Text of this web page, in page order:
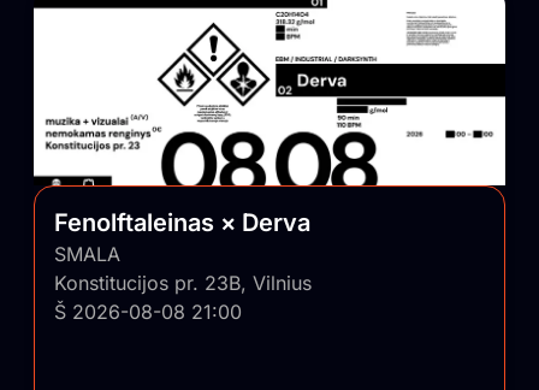
Fenolftaleinas × Derva
SMALA
Konstitucijos pr. 23B, Vilnius
Š 2026-08-08 21:00